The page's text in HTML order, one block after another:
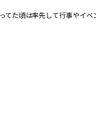
てた頃は率先して行事やイベ